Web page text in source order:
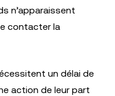
n’apparaissent
contacter la
un délai de
action de leur part